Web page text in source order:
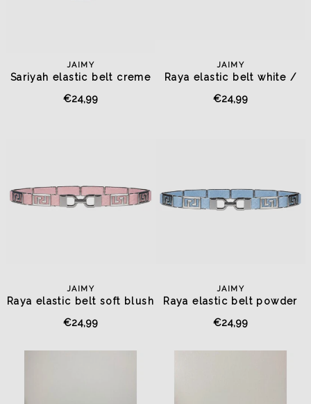
JAIMY
Sariyah elastic belt creme
€24,99
JAIMY
Raya elastic belt white /
€24,99
JAIMY
Raya elastic belt soft blush
€24,99
JAIMY
Raya elastic belt powder
€24,99